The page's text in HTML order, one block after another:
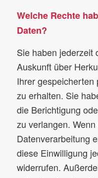
Welche Rechte
Daten?
Sie haben jederzeit
Auskunft über
Ihrer gespeicherten
zu erhalten. Sie
die Berichtigung
zu verlangen.
Datenverarbeitung
diese Einwilligung
widerrufen.